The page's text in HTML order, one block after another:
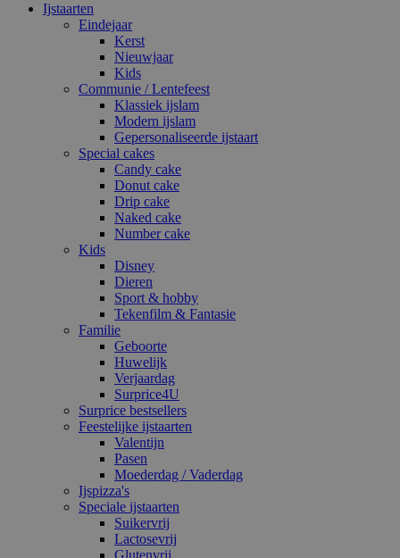
Ijstaarten
Eindejaar
Kerst
Nieuwjaar
Kids
Communie / Lentefeest
Klassiek ijslam
Modern ijslam
Gepersonaliseerde ijstaart
Special cakes
Candy cake
Donut cake
Drip cake
Naked cake
Number cake
Kids
Disney
Dieren
Sport & hobby
Tekenfilm & Fantasie
Familie
Geboorte
Huwelijk
Verjaardag
Surprice4U
Surprice bestsellers
Feestelijke ijstaarten
Valentijn
Pasen
Moederdag / Vaderdag
Ijspizza's
Speciale ijstaarten
Suikervrij
Lactosevrij
Glutenvrij